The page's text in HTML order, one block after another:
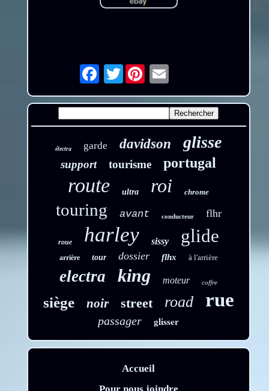
Twitter Email
électra garde davidson glisse
support tourisme portugal
route ultra roi chrome
touring avant conducteur flhr
roue harley sissy glide
arrière tour dossier flhx à l'arrière
electra king moteur coffre
siège noir street road rue
passager glisser
Accueil
Pour nous joindre